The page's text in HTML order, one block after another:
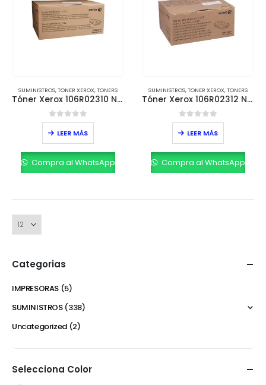
SUMINISTROS,TONER XEROX,TONERS
Tóner Xerox 106R02310 Negro – Hasta 5,000 páginas
0out of 5
LEER MÁS
Compra al WhatsApp
SUMINISTROS,TONER XEROX,TONERS
Tóner Xerox 106R02312 Negro – Hasta 11,000 páginas
0out of 5
LEER MÁS
Compra al WhatsApp
Categorias
IMPRESORAS (5)
SUMINISTROS (338)
Uncategorized (2)
Selecciona Color